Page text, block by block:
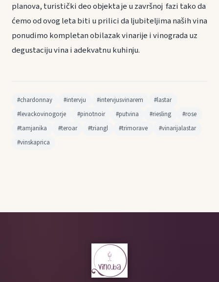
planova, turistički deo objekta je u završnoj fazi tako da
ćemo od ovog leta biti u prilici da ljubiteljima naših vina
ponudimo kompletan obilazak vinarije i vinograda uz
degustaciju vina i adekvatnu kuhinju.
#chardonnay #intervju #intervjusvinarem
#lastar
#levackovinogorje
#pinotnoir #putvina #riesling
#rose
#tamjanika
#teroar #triangl #trimorave
#vinarijalastar
#vinskaprica